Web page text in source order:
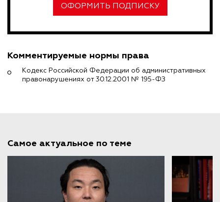
ОФОРМИТЬ ПОДПИСКУ
Комментируемые нормы права
Кодекс Российской Федерации об административных
правонарушениях от 30.12.2001 № 195-ФЗ
Самое актуальное по теме